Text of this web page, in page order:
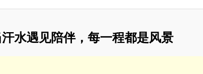
水遇见陪伴，每一程都是风景